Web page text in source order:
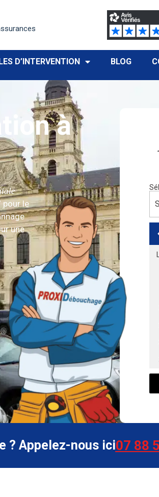
D’INTERVENTION BLOG
à
pour le
une
? Appelez-nous ici07 88